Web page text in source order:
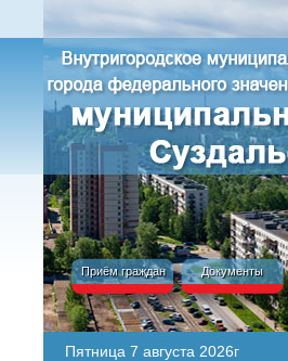
Приём граждан Документы
Пятница 7 августа 2026г